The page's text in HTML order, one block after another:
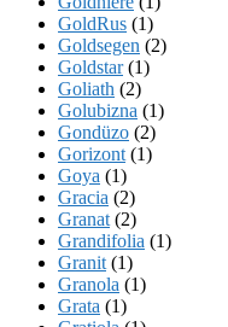
GoldRus (1)
Goldsegen (2)
Goldstar(1)
Goliath (2)
Golubizna (1)
Gondüzo (2)
Gorizont (1)
Goya (1)
Gracia (2)
Granat (2)
Grandifolia (1)
Granit (1)
Granola (1)
Grata (1)